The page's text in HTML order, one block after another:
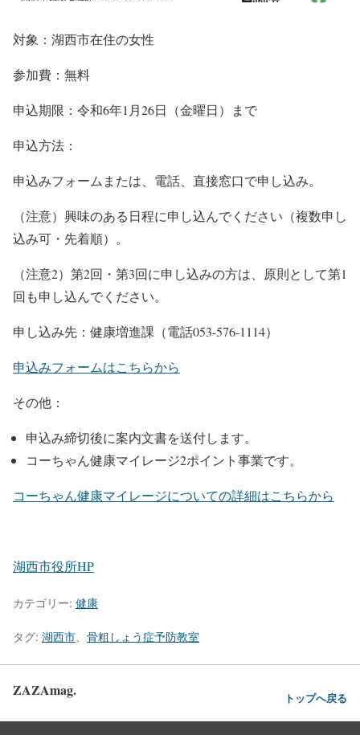
対象：湖西市在住の女性
参加費：無料
申込期限：令和6年1月26日（金曜日）まで
申込方法：
申込みフォームまたは、電話、直接窓口で申し込み。
（注意）興味のある日程に申し込んでください（複数申し
込み可・先着順）。
（注意2）第2回・第3回に申し込みの方は、原則として第1
回も申し込んでください。
申し込み先：健康増進課（電話053-576-1114）
申込みフォームはこちらから
その他：
申込み締切後に案内文書を送付します。
コーちゃん健康マイレージ2ポイント事業です。
コーちゃん健康マイレージについての詳細はこちらから
湖西市役所HP
カテゴリー: 健康
タグ: 湖西市 骨粗しょう症予防教室
ZAZAmag. トップへ戻る